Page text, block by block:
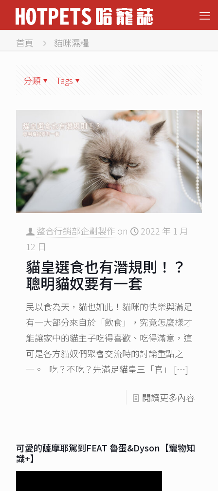
首頁 貓咪濕糧
分類 Tags
整合行銷部企劃製作 on
2022 年 1 月
12 日
貓皇選食也有潛規則！？
聰明貓奴要有一套
民以食為天，貓也如此！貓咪的快樂與滿足
有一大部分來自於「飲食」，究竟怎麼樣才
能讓家中的貓主子吃得喜歡、吃得滿意，這
可是各方貓奴們聚會交流時的討論重點之
一。 吃？不吃？先滿足貓皇三「官」 […]
閱讀更多內容
可愛的薩摩耶駕到FEAT 魯蛋&Dyson【寵物知
識+】